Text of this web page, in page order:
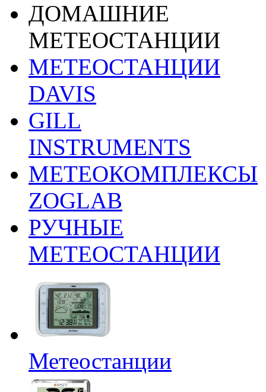
ДОМАШНИЕ
МЕТЕОСТАНЦИИ
МЕТЕОСТАНЦИИ
DAVIS
GILL
INSTRUMENTS
МЕТЕОКОМПЛЕКСЫ
ZOGLAB
РУЧНЫЕ
МЕТЕОСТАНЦИИ
Метеостанции